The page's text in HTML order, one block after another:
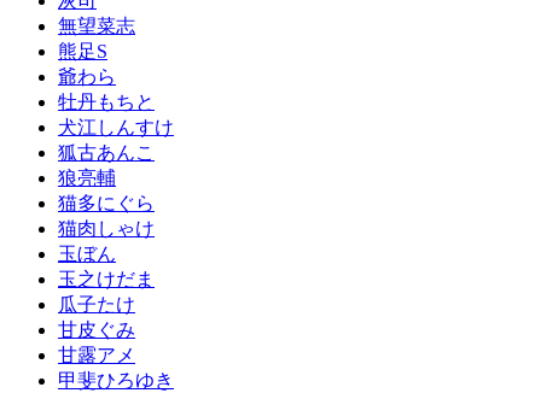
無望菜志
熊足S
爺わら
牡丹もちと
犬江しんすけ
狐古あんこ
狼亮輔
猫多にぐら
猫肉しゃけ
玉ぼん
玉之けだま
瓜子たけ
甘皮ぐみ
甘露アメ
甲斐ひろゆき